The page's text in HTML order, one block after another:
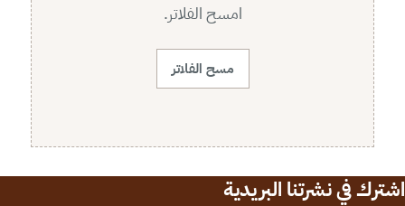
امسح الفلاتر.
مسح الفلاتر
اشترك في نشرتنا البريدية